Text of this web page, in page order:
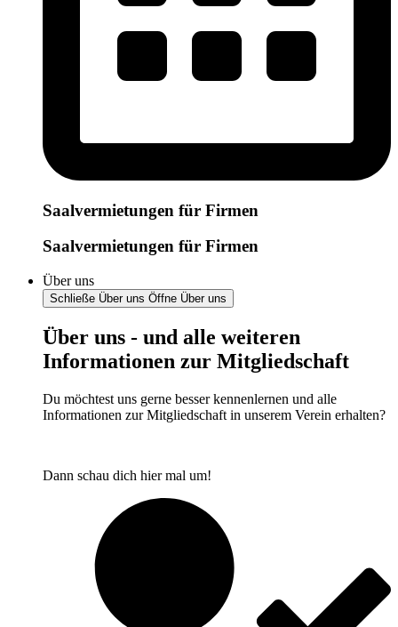
Saalvermietungen für Firmen
Saalvermietungen für Firmen
Über uns
Schließe Über uns Öffne Über uns
Über uns - und alle weiteren
Informationen zur Mitgliedschaft
Du möchtest uns gerne besser kennenlernen und alle
Informationen zur Mitgliedschaft in unserem Verein erhalten?
Dann schau dich hier mal um!